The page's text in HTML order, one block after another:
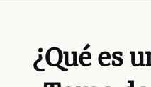
¿Qué es